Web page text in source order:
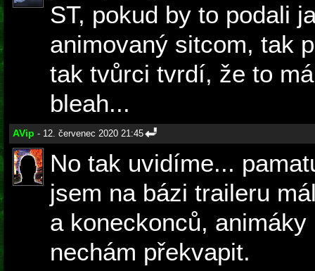
ST, pokud by to podali
animovaný sitcom, tak
tak tvůrci tvrdí, že to
bleah...
AVip - 12. červenec 2020 21:45
No tak uvidíme...
jsem na bázi traileru
a koneckonců,
nechám překvapit.